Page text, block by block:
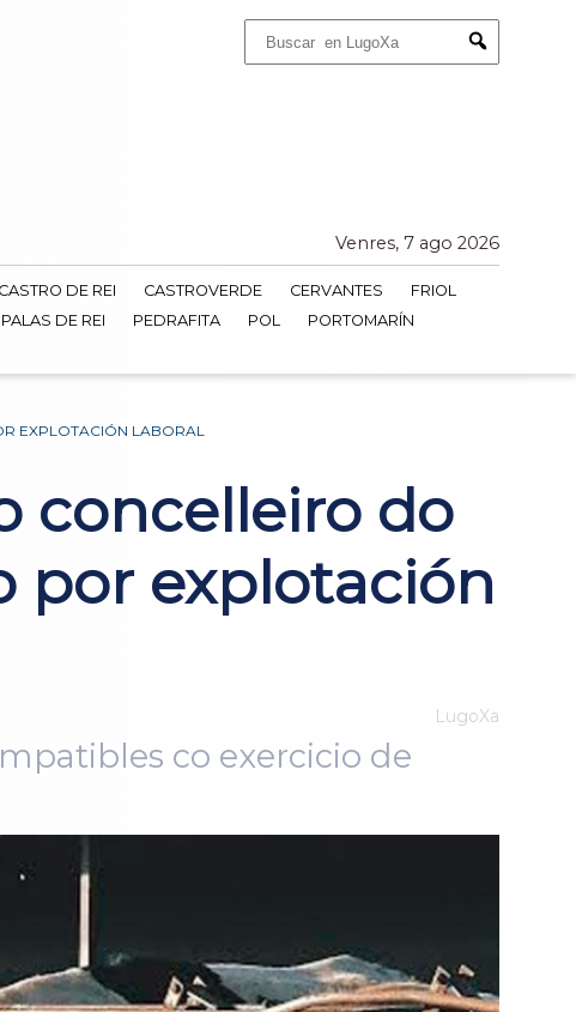
Submit
Venres, 7 ago 2026
CASTRO DE REI CASTROVERDE CERVANTES
FRIOL
PALAS DE REI PEDRAFITA POL
PORTOMARÍN
EXPLOTACIÓN LABORAL
concelleiro do
por explotación
LugoXa
co exercicio de